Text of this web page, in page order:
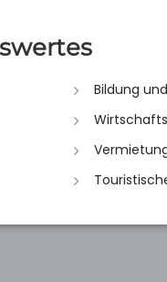
Bildung